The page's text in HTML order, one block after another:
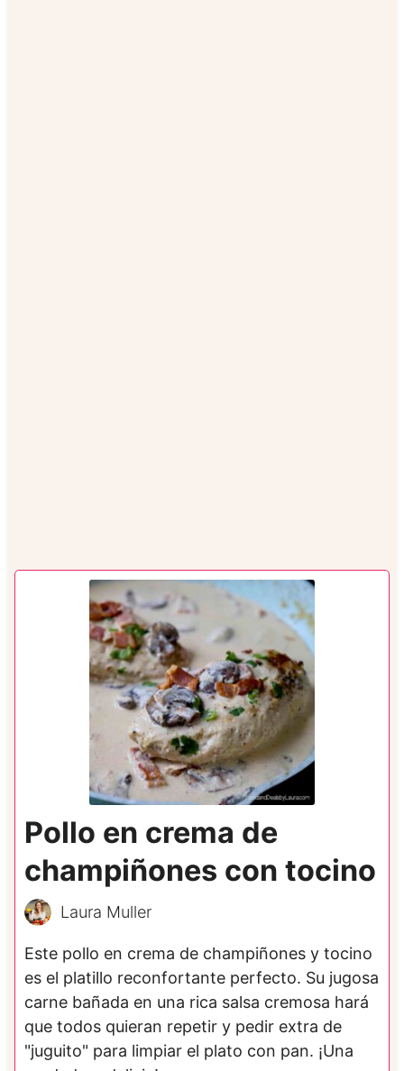
Pollo en crema de
champiñones con tocino
Laura Muller
Este pollo en crema de champiñones y tocino
es el platillo reconfortante perfecto. Su jugosa
carne bañada en una rica salsa cremosa hará
que todos quieran repetir y pedir extra de
"juguito" para limpiar el plato con pan. ¡Una